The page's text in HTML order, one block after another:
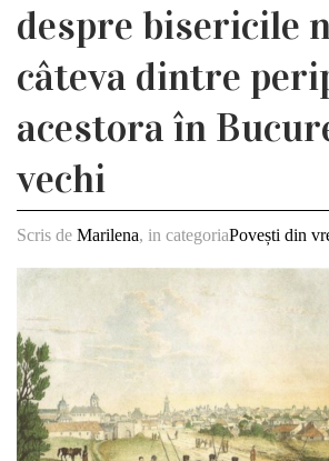
despre bisericile
câteva dintre
acestora în
vechi
Scris de Marilena, in categoriaPovești din